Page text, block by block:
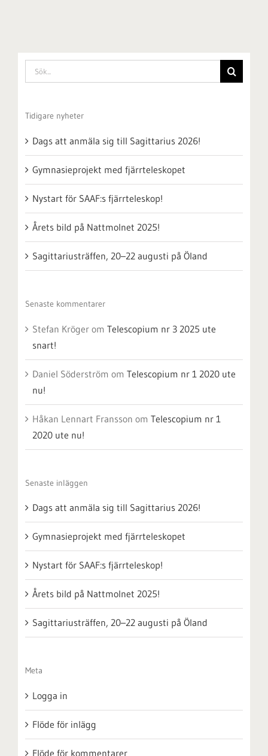
Sök
efter:
Tidigare nyheter
Dags att anmäla sig till Sagittarius 2026!
Gymnasieprojekt med fjärrteleskopet
Nystart för SAAF:s fjärrteleskop!
Årets bild på Nattmolnet 2025!
Sagittariusträffen, 20–22 augusti på Öland
Senaste kommentarer
Stefan Kröger om Telescopium nr 3 2025 ute
snart!
Daniel Söderström om Telescopium nr 1 2020 ute
nu!
Håkan Lennart Fransson om Telescopium nr 1
2020 ute nu!
Senaste inläggen
Dags att anmäla sig till Sagittarius 2026!
Gymnasieprojekt med fjärrteleskopet
Nystart för SAAF:s fjärrteleskop!
Årets bild på Nattmolnet 2025!
Sagittariusträffen, 20–22 augusti på Öland
Meta
Logga in
Flöde för inlägg
Flöde för kommentarer